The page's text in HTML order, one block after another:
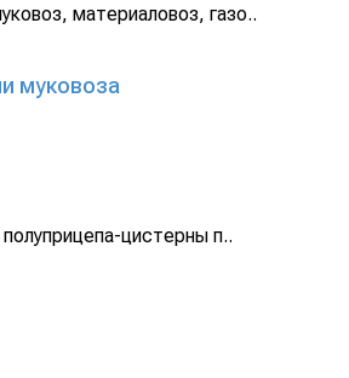
материаловоз, газо..
муковоза
цистерны п..